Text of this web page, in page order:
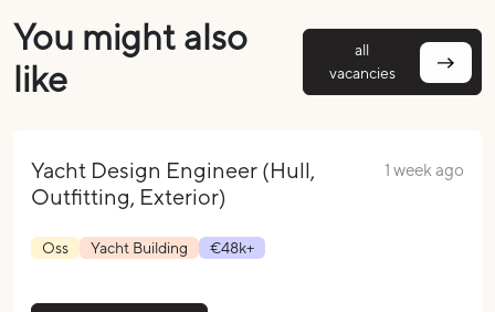
You might also
like
all
vacancies
Yacht Design Engineer (Hull,
Outfitting, Exterior)
1 week ago
Oss Yacht Building €48k+